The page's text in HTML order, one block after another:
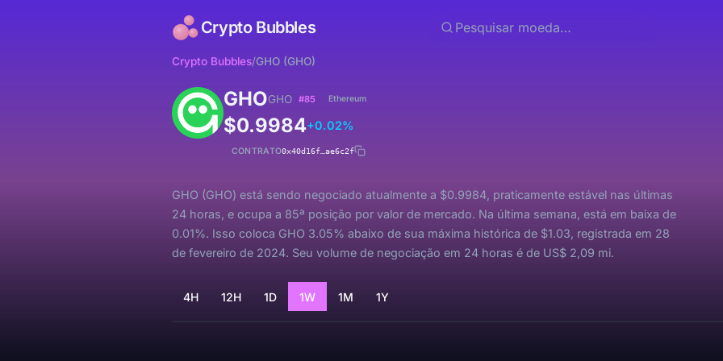
Crypto Bubbles
Crypto Bubbles/GHO (GHO)
GHOGHO #85 Ethereum
$0.9984+0.02%
CONTRATO0x40d16f…ae6c2f
GHO (GHO) está sendo negociado atualmente a $0.9984, praticamente estável nas últimas
24 horas, e ocupa a 85ª posição por valor de mercado. Na última semana, está em baixa de
0.01%. Isso coloca GHO 3.05% abaixo de sua máxima histórica de $1.03, registrada em 28
de fevereiro de 2024. Seu volume de negociação em 24 horas é de US$ 2,09 mi.
4H 12H 1D 1W 1M 1Y